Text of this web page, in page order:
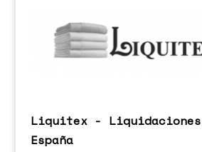
Liquitex -
España